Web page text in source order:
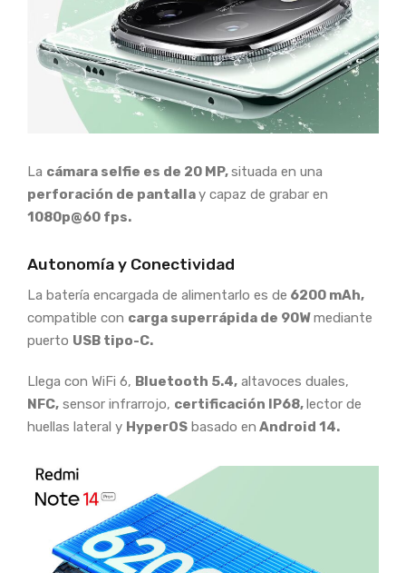
La cámara selfie es de 20 MP,situada en una
perforación de pantallay capaz de grabar en
1080p@60 fps.
Autonomía y Conectividad
La batería encargada de alimentarlo es de 6200 mAh,
compatible con carga superrápida de 90Wmediante
puerto USB tipo-C.
Llega con WiFi 6, Bluetooth 5.4, altavoces duales,
NFC, sensor infrarrojo, certificación IP68,lector de
huellas lateral y HyperOS basado en Android 14.